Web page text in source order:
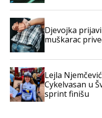
Djevojka
muškarac
Lejla
Cykelvasan u
sprint finišu